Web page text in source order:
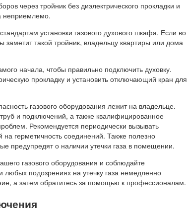
через тройник без диэлектрического прокладки и
неприемлемо.
установки газового духового шкафа. Если во
заметит такой тройник, владельцу квартиры или дома
начала, чтобы правильно подключить духовку.
прокладку и установить отключающий кран для
газового оборудования лежит на владельце.
и подключений, а также квалифицированное
Рекомендуется периодически вызывать
герметичность соединений. Также полезно
предупредят о наличии утечки газа в помещении.
газового оборудования и соблюдайте
любых подозрениях на утечку газа немедленно
а затем обратитесь за помощью к профессионалам.